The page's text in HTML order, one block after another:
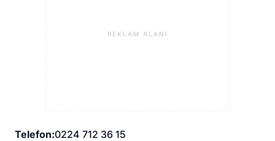
REKLAM ALANI
Telefon:0224 712 36 15